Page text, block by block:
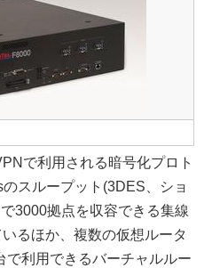
で利用される暗号化プロト
のスループット(3DES、ショ
3000拠点を収容できる集線
るほか、複数の仮想ルータ
で利用できるバーチャルルー